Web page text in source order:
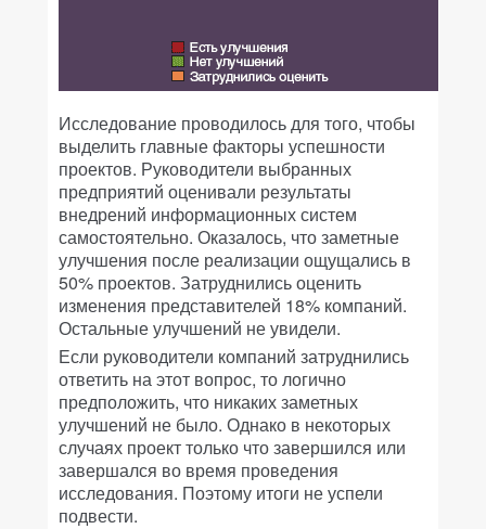
Исследование проводилось для того, чтобы
выделить главные факторы успешности
проектов. Руководители выбранных
предприятий оценивали результаты
внедрений информационных систем
самостоятельно. Оказалось, что заметные
улучшения после реализации ощущались в
50% проектов. Затруднились оценить
изменения представителей 18% компаний.
Остальные улучшений не увидели.
Если руководители компаний затруднились
ответить на этот вопрос, то логично
предположить, что никаких заметных
улучшений не было. Однако в некоторых
случаях проект только что завершился или
завершался во время проведения
исследования. Поэтому итоги не успели
подвести.